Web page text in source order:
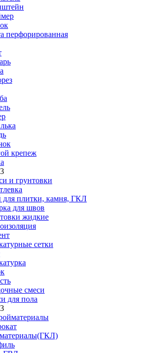
перфорированная
крепеж
и грунтовки
для плитки, камня, ГКЛ
для швов
жидкие
сетки
смеси
для пола